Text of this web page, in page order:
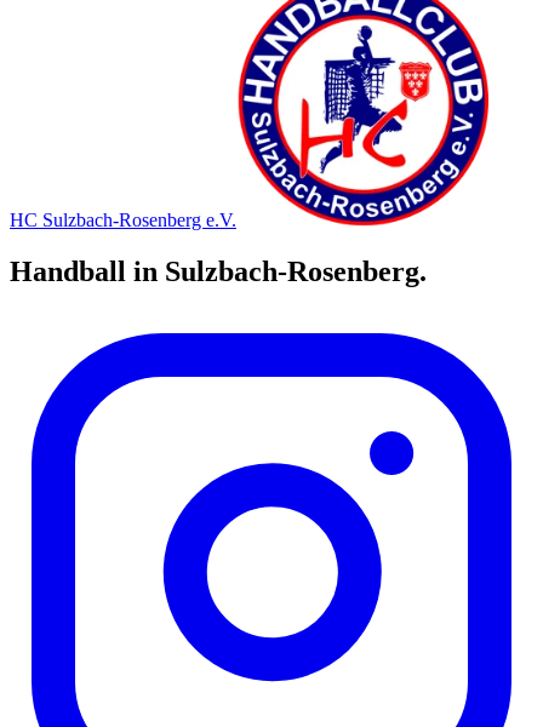
HC Sulzbach-Rosenberg e.V.
Handball in Sulzbach-Rosenberg.